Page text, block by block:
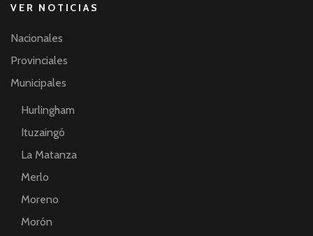
VER NOTICIAS
Nacionales
Provinciales
Municipales
Hurlingham
Ituzaingó
La Matanza
Merlo
Moreno
Morón